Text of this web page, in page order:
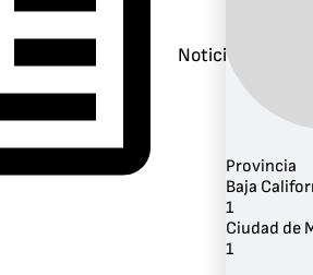
Noticias
Provincia
Baja
1
Ciudad de
1